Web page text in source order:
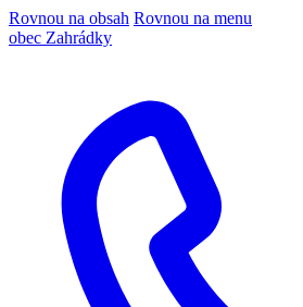
Rovnou na obsah Rovnou na menu
obec Zahrádky